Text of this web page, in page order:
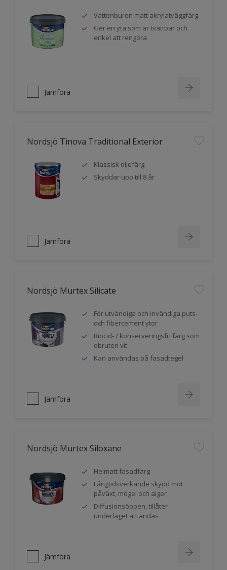
Vattenburen matt akrylatväggfärg
Ger en yta som är tvättbar och
enkel att rengöra
Jämföra
Nordsjö Tinova Traditional Exterior
Klassisk oljefärg
Skyddar upp till 8 år
Jämföra
Nordsjö Murtex Silicate
För utvändiga och invändiga puts-
och fibercement ytor
Biocid- / konserveringsfri färg som
obruten vit
Kan användas på fasadtegel
Jämföra
Nordsjö Murtex Siloxane
Helmatt fasadfärg
Långtidsverkande skydd mot
påväxt, mögel och alger
Diffusionsöppen, tillåter
underlaget att andas
Jämföra